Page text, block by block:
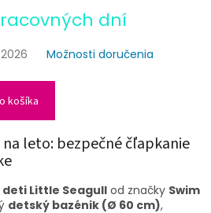
dní
Možnosti doručenia
košíka
leto: bezpečné čľapkanie
Little Seagull od značky Swim
detský bazénik (Ø 60 cm),